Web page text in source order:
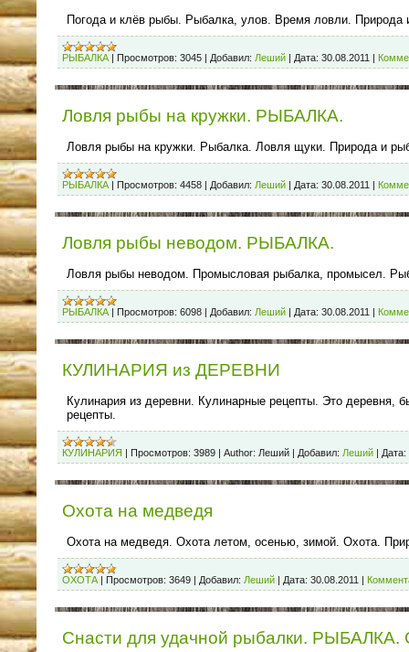
Погода и клёв рыбы. Рыбалка, улов. Время ловли. Природа
РЫБАЛКА Просмотров: 3045 Добавил: Леший Дата: 30.08.2011
Ловля рыбы на кружки. РЫБАЛКА.
Ловля рыбы на кружки. Рыбалка. Ловля щуки. Природа и
РЫБАЛКА Просмотров: 4458 Добавил: Леший Дата: 30.08.2011
Ловля рыбы неводом. РЫБАЛКА.
Ловля рыбы неводом. Промысловая рыбалка, промысел.
РЫБАЛКА Просмотров: 6098 Добавил: Леший Дата: 30.08.2011
КУЛИНАРИЯ из ДЕРЕВНИ
Кулинария из деревни. Кулинарные рецепты. Это деревня,
рецепты.
КУЛИНАРИЯ Просмотров: 3989 Author: Леший Добавил: Леший Дата:
Охота на медведя
Охота на медведя. Охота летом, осенью, зимой. Охота.
ОХОТА Просмотров: 3649 Добавил: Леший Дата: 30.08.2011
Снасти для удачной рыбалки.